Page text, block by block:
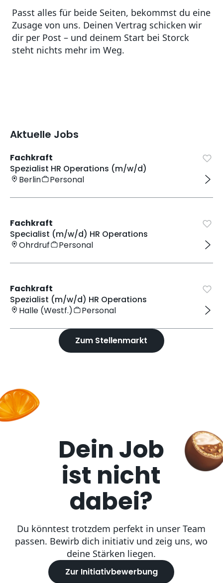
Passt alles für beide Seiten, bekommst du eine
Zusage von uns. Deinen Vertrag schicken wir
dir per Post – und deinem Start bei Storck
Aktuelle Jobs
Fachkraft
Spezialist HR Operations (m/w/d)
Berlin
Personal
Fachkraft
Specialist (m/w/d) HR Operations
Ohrdruf
Personal
Fachkraft
Spezialist (m/w/d) HR Operations
Halle (Westf.)
Personal
Zum Stellenmarkt
Dein Job
ist nicht
dabei?
Du könntest trotzdem perfekt in unser Team
passen. Bewirb dich initiativ und zeig uns, wo
deine Stärken liegen.
Zur Initiativbewerbung